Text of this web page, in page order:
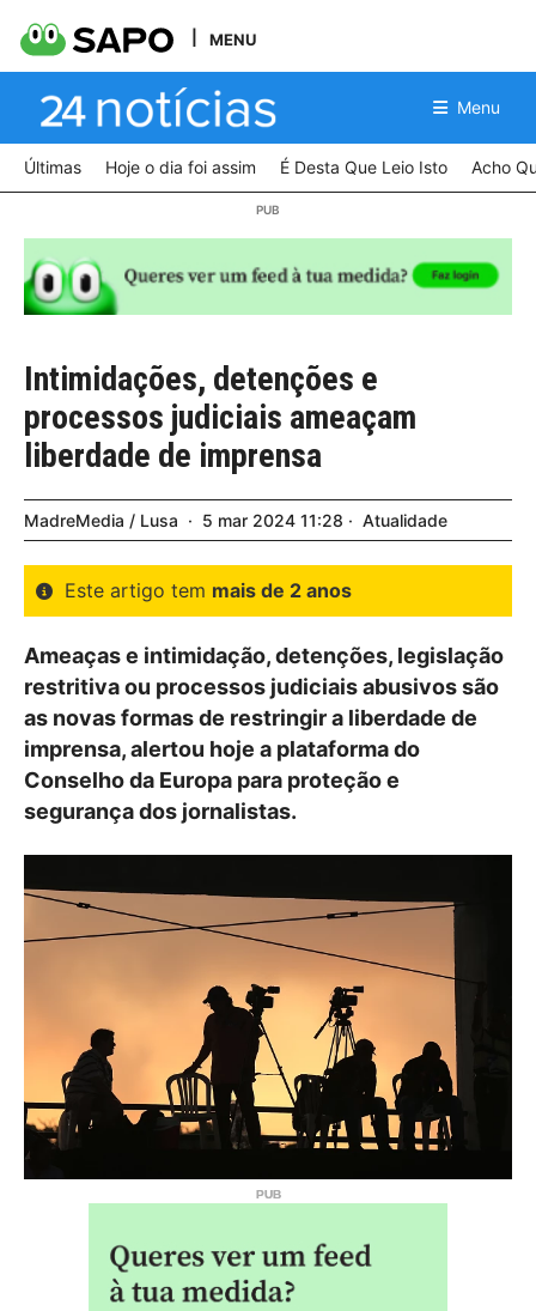
MENU
Menu
Últimas Hoje o dia foi assim É Desta Que Leio Isto Acho
Intimidações, detenções e
processos judiciais ameaçam
liberdade de imprensa
MadreMedia / Lusa 5 mar 2024 11:28 Atualidade
Este artigo tem mais de 2 anos
Ameaças e intimidação, detenções, legislação
restritiva ou processos judiciais abusivos são
as novas formas de restringir a liberdade de
imprensa, alertou hoje a plataforma do
Conselho da Europa para proteção e
segurança dos jornalistas.